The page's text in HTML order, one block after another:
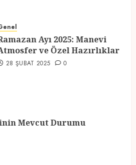
ve Özel Hazırlıklar
28 ŞUBAT 2025 0
Ayı 2025: Manevi
ve Özel Hazırlıklar
28 ŞUBAT 2025 0
Mevcut Durumu